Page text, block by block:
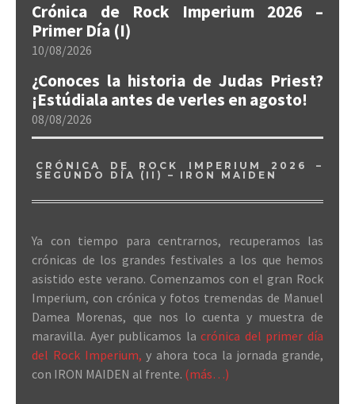
Crónica de Rock Imperium 2026 –
Primer Día (I)
10/08/2026
¿Conoces la historia de Judas Priest?
¡Estúdiala antes de verles en agosto!
08/08/2026
CRÓNICA DE ROCK IMPERIUM 2026 –
SEGUNDO DÍA (II) – IRON MAIDEN
Ya con tiempo para centrarnos, recuperamos las
crónicas de los grandes festivales a los que hemos
asistido este verano. Comenzamos con el gran Rock
Imperium, con crónica y fotos tremendas de Manuel
Damea Morenas, que nos lo cuenta y muestra de
maravilla. Ayer publicamos lacrónica del primer día
del Rock Imperium, y ahora toca la jornada grande,
con IRON MAIDEN al frente. (más…)